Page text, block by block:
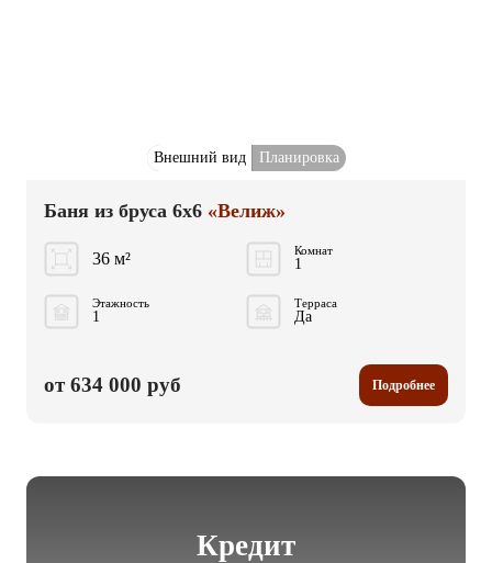
Внешний вид Планировка
Баня из бруса 6x6 «Велиж»
36 м² Комнат
1
Этажность
1
Терраса
Да
от 634 000 руб Подробнее
Кредит